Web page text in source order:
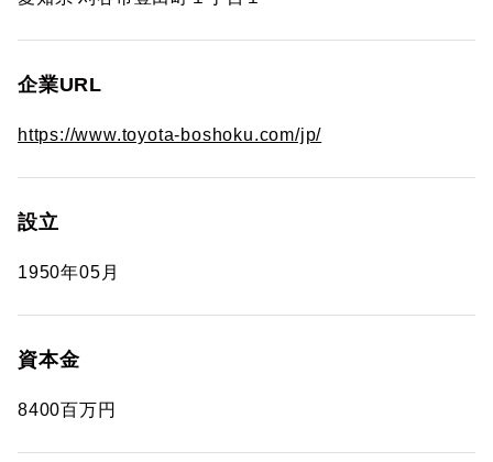
企業URL
https://www.toyota-boshoku.com/jp/
設立
1950年05月
資本金
8400百万円